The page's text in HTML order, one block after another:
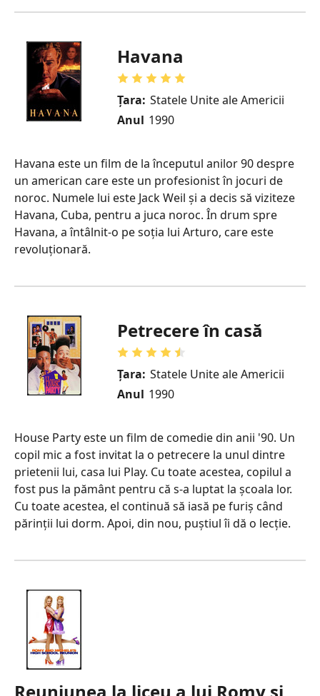
Havana
Țara: Statele Unite ale Americii
Anul 1990
Havana este un film de la începutul anilor 90 despre
un american care este un profesionist în jocuri de
noroc. Numele lui este Jack Weil și a decis să viziteze
Havana, Cuba, pentru a juca noroc. În drum spre
Havana, a întâlnit-o pe soția lui Arturo, care este
revoluționară.
Petrecere în casă
Țara: Statele Unite ale Americii
Anul 1990
House Party este un film de comedie din anii '90. Un
copil mic a fost invitat la o petrecere la unul dintre
prietenii lui, casa lui Play. Cu toate acestea, copilul a
fost pus la pământ pentru că s-a luptat la școala lor.
Cu toate acestea, el continuă să iasă pe furiș când
părinții lui dorm. Apoi, din nou, puștiul îi dă o lecție.
Reuniunea la liceu a lui Romy și